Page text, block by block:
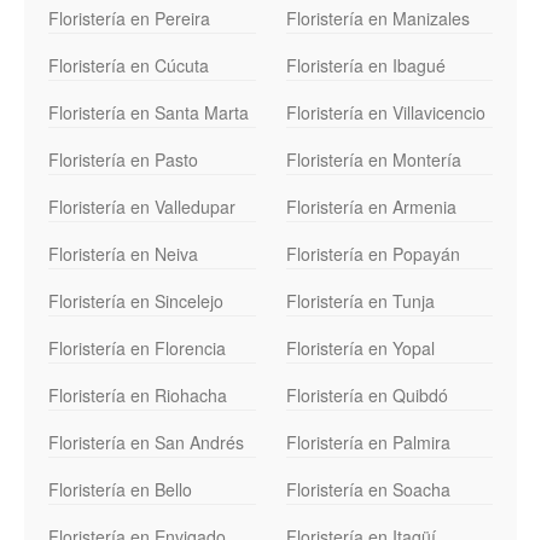
Floristería en Pereira
Floristería en Manizales
Floristería en Cúcuta
Floristería en Ibagué
Floristería en Santa Marta
Floristería en Villavicencio
Floristería en Pasto
Floristería en Montería
Floristería en Valledupar
Floristería en Armenia
Floristería en Neiva
Floristería en Popayán
Floristería en Sincelejo
Floristería en Tunja
Floristería en Florencia
Floristería en Yopal
Floristería en Riohacha
Floristería en Quibdó
Floristería en San Andrés
Floristería en Palmira
Floristería en Bello
Floristería en Soacha